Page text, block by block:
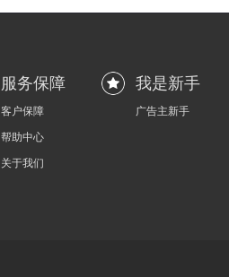
服务保障
客户保障
帮助中心
关于我们
我是新手
广告主新手